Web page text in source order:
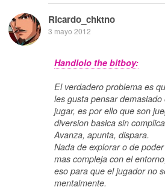
Ricardo_chktno
3 mayo 2012
Handlolo the bitboy:
El verdadero problema es
les gusta pensar
jugar, es por ello que son
diversion basica sin
Avanza, apunta, dispara.
Nada de explorar o de
mas compleja con el
eso para que el jugador no
mentalmente.